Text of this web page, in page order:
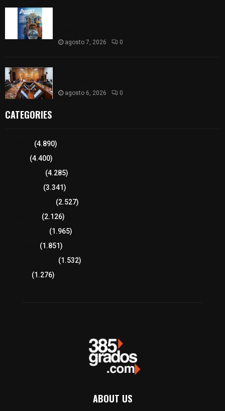
agosto 7, 2026 0
agosto 6, 2026 0
CATEGORIES
(4.890)
(4.400)
(4.285)
(3.341)
(2.527)
(2.126)
(1.965)
(1.851)
(1.532)
(1.276)
ABOUT US